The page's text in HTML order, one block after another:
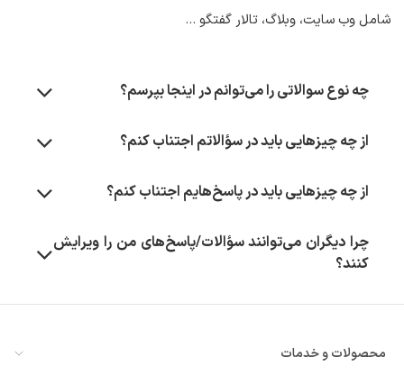
شامل وب سایت، وبلاگ، تالار گفتگو ...
چه نوع سوالاتی را می‌توانم در اینجا بپرسم؟
از چه چیزهایی باید در سؤالاتم اجتناب کنم؟
از چه چیزهایی باید در پاسخ‌هایم اجتناب کنم؟
چرا دیگران می‌توانند سؤالات/پاسخ‌های من را ویرایش
کنند؟
محصولات و خدمات